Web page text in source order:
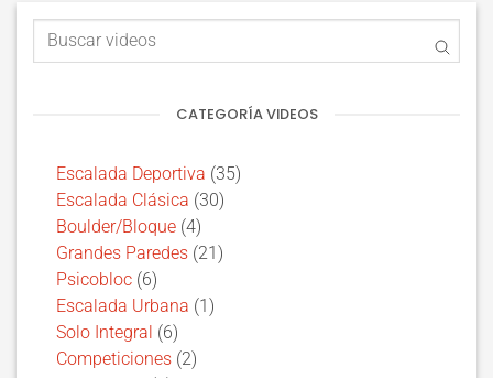
CATEGORÍA VIDEOS
Escalada Deportiva (35)
Escalada Clásica (30)
Boulder/Bloque(4)
Grandes Paredes(21)
Psicobloc(6)
Escalada Urbana (1)
Solo Integral (6)
Competiciones(2)